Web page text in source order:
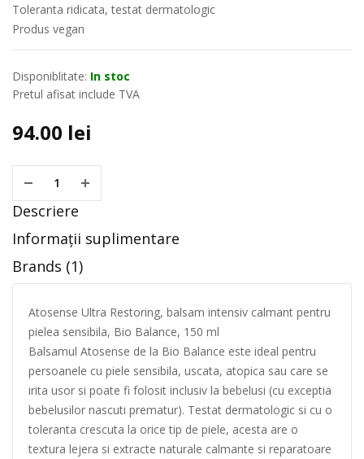
Toleranta ridicata, testat dermatologic
Produs vegan
Disponiblitate: In stoc
Pretul afisat include TVA
94.00 lei
Descriere
Informații suplimentare
Brands (1)
Atosense Ultra Restoring, balsam intensiv calmant pentru
pielea sensibila, Bio Balance, 150 ml
Balsamul Atosense de la Bio Balance este ideal pentru
persoanele cu piele sensibila, uscata, atopica sau care se
irita usor si poate fi folosit inclusiv la bebelusi (cu exceptia
bebelusilor nascuti prematur). Testat dermatologic si cu o
toleranta crescuta la orice tip de piele, acesta are o
textura lejera si extracte naturale calmante si reparatoare